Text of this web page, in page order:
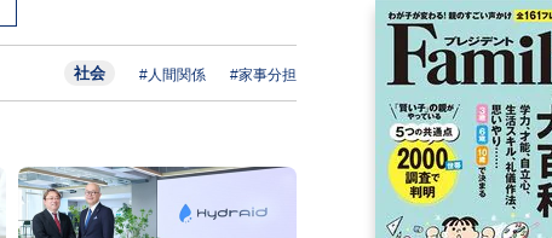
社会 #人間関係 #家事分担